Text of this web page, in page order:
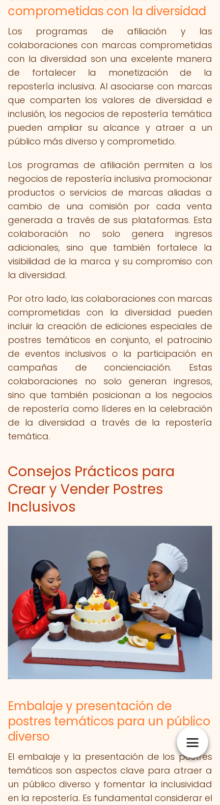
comprometidas con la diversidad
Los programas de afiliación y las
colaboraciones con marcas comprometidas
con la diversidad son una excelente manera
de fortalecer la monetización de la
repostería inclusiva. Al asociarse con marcas
que comparten los valores de diversidad e
inclusión, los negocios de repostería temática
pueden ampliar su alcance y atraer a un
público más diverso y comprometido.
Los programas de afiliación permiten a los
negocios de repostería inclusiva promocionar
productos o servicios de marcas aliadas a
cambio de una comisión por cada venta
generada a través de sus plataformas. Esta
colaboración no solo genera ingresos
adicionales, sino que también fortalece la
visibilidad de la marca y su compromiso con
la diversidad.
Por otro lado, las colaboraciones con marcas
comprometidas con la diversidad pueden
incluir la creación de ediciones especiales de
postres temáticos en conjunto, el patrocinio
de eventos inclusivos o la participación en
campañas de concienciación. Estas
colaboraciones no solo generan ingresos,
sino que también posicionan a los negocios
de repostería como líderes en la celebración
de la diversidad a través de la repostería
temática.
Consejos Prácticos para
Crear y Vender Postres
Inclusivos
Embalaje y presentación de
postres temáticos para un público
diverso
El embalaje y la presentación de los postres
temáticos son aspectos clave para atraer a
un público diverso y fomentar la inclusividad
en la repostería. Es fundamental considerar el